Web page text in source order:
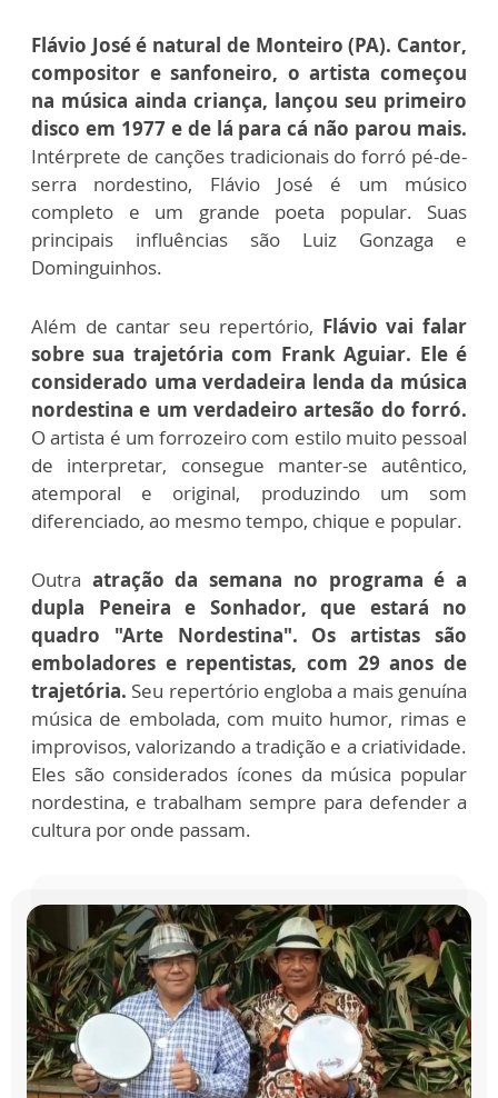
Flávio José é natural de Monteiro (PA). Cantor,
compositor e sanfoneiro, o artista começou
na música ainda criança, lançou seu primeiro
disco em 1977 e de lá para cá não parou mais.
Intérprete de canções tradicionais do forró pé-de-
serra nordestino, Flávio José é um músico
completo e um grande poeta popular. Suas
principais influências são Luiz Gonzaga e
Dominguinhos.
Além de cantar seu repertório, Flávio vai falar
sobre sua trajetória com Frank Aguiar. Ele é
considerado uma verdadeira lenda da música
nordestina e um verdadeiro artesão do forró.
O artista é um forrozeiro com estilo muito pessoal
de interpretar, consegue manter-se autêntico,
atemporal e original, produzindo um som
diferenciado, ao mesmo tempo, chique e popular.
Outra atração da semana no programa é a
dupla Peneira e Sonhador, que estará no
quadro "Arte Nordestina". Os artistas são
emboladores e repentistas, com 29 anos de
trajetória. Seu repertório engloba a mais genuína
música de embolada, com muito humor, rimas e
improvisos, valorizando a tradição e a criatividade.
Eles são considerados ícones da música popular
nordestina, e trabalham sempre para defender a
cultura por onde passam.